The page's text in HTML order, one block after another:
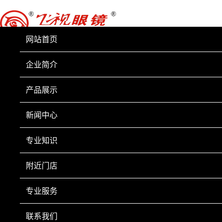
网站首页
企业简介
产品展示
新闻中心
专业知识
附近门店
专业服务
联系我们